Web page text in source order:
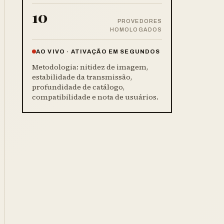
10
PROVEDORES
HOMOLOGADOS
AO VIVO · ATIVAÇÃO EM SEGUNDOS
Metodologia: nitidez de imagem,
estabilidade da transmissão,
profundidade de catálogo,
compatibilidade e nota de usuários.